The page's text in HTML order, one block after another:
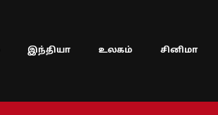
இந்தியா உலகம் சினிமா